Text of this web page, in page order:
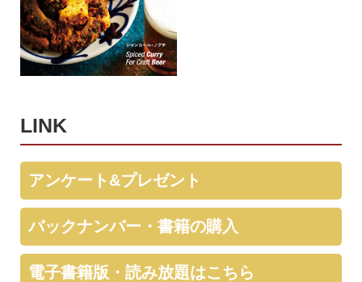
LINK
アンケート&プレゼント
バックナンバー・書籍の購入
電子書籍版・読み放題はこちら